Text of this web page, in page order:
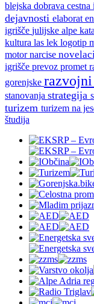
blejska dobrava cestna
dejavnosti elaborat
igrišče julijske alpe
kultura las lek logotip
motornarcise
igrišče prevoz promet
gorenjske
stanovanja strategija
turizem turizem na
študija